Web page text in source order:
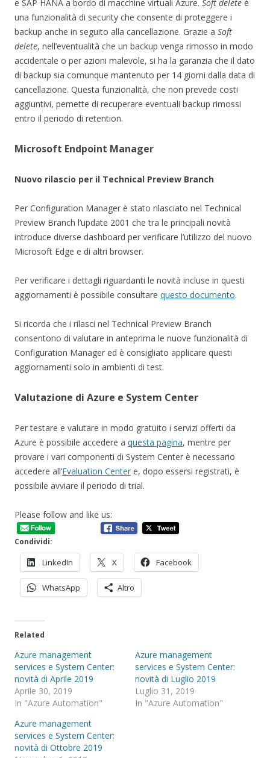
e SAP HANA a bordo di macchine virtuali Azure. Soft delete è
una funzionalità di security che consente di proteggere i
backup anche in seguito alla cancellazione. Grazie a Soft
delete, nell’eventualità che un backup venga rimosso in modo
accidentale o per azioni malevole, si ha la garanzia che il dato
di backup sia comunque mantenuto per 14 giorni dalla data di
cancellazione. Questa funzionalità, che non prevede costi
aggiuntivi, pemette di recuperare eventuali backup rimossi
entro il periodo di retention.
Microsoft Endpoint Manager
Nuovo rilascio per il Technical Preview Branch
Per Configuration Manager è stato rilasciato nel Technical
Preview Branch l’update 2001 che tra le principali novità
introduce diverse dashboard per verificare l’utilizzo del nuovo
Microsoft Edge e di altri browser.
Per verificare i dettagli riguardanti le novità incluse in questi
aggiornamenti è possibile consultare questo documento.
Si ricorda che i rilasci nel Technical Preview Branch
consentono di valutare in anteprima le nuove funzionalità di
Configuration Manager ed è consigliato applicare questi
aggiornamenti solo in ambienti di test.
Valutazione di Azure e System Center
Per testare e valutare in modo gratuito i servizi offerti da
Azure è possibile accedere a questa pagina, mentre per
provare i vari componenti di System Center è necessario
accedere all’Evaluation Center e, dopo essersi registrati, è
possibile avviare il periodo di trial.
Please follow and like us:
Condividi:
LinkedIn X Facebook
WhatsApp Altro
Related
Azure management
services e System Center:
novità di Aprile 2019
Aprile 30, 2019
In "Azure Automation"
Azure management
services e System Center:
novità di Luglio 2019
Luglio 31, 2019
In "Azure Automation"
Azure management
services e System Center:
novità di Ottobre 2019